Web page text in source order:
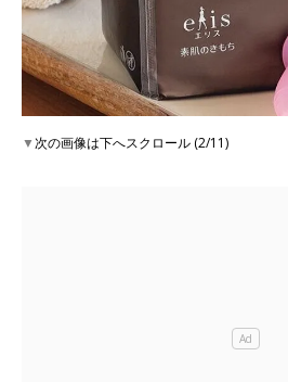
▼次の画像は下へスクロール (2/11)